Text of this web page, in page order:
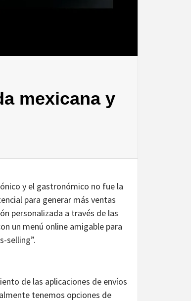
mexicana y
y el gastronómico no fue la
para generar más ventas
personalizada a través de las
un menú online amigable para
selling”.
de las aplicaciones de envíos
tenemos opciones de